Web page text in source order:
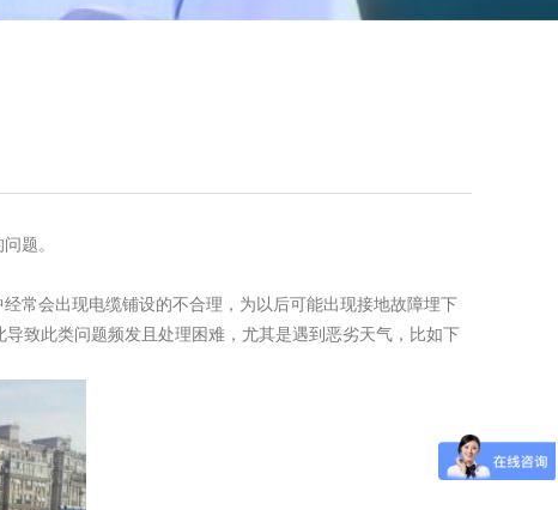
题。
常会出现电缆铺设的不合理，为以后可能出现接地故障埋下
致此类问题频发且处理困难，尤其是遇到恶劣天气，比如下